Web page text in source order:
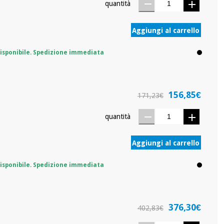
quantità
Aggiungi al carrello
Spedizione immediata
171,23€ 156,85€
quantità
Aggiungi al carrello
Spedizione immediata
402,83€ 376,30€